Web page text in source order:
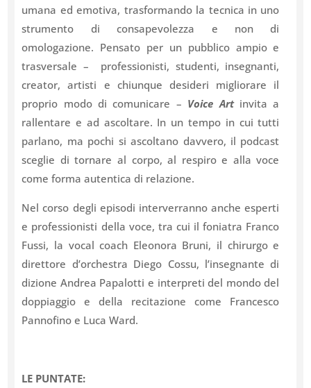
umana ed emotiva, trasformando la tecnica in uno
strumento di consapevolezza e non di
omologazione. Pensato per un pubblico ampio e
trasversale – professionisti, studenti, insegnanti,
creator, artisti e chiunque desideri migliorare il
proprio modo di comunicare – Voice Artinvita a
rallentare e ad ascoltare. In un tempo in cui tutti
parlano, ma pochi si ascoltano davvero, il podcast
sceglie di tornare al corpo, al respiro e alla voce
come forma autentica di relazione.
Nel corso degli episodi interverranno anche esperti
e professionisti della voce, tra cui il foniatra Franco
Fussi, la vocal coach Eleonora Bruni, il chirurgo e
direttore d’orchestra Diego Cossu, l’insegnante di
dizione Andrea Papalotti e interpreti del mondo del
doppiaggio e della recitazione come Francesco
Pannofino e Luca Ward.
LE PUNTATE: